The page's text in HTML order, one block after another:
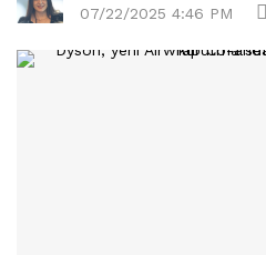
07/22/2025 4:46 PM